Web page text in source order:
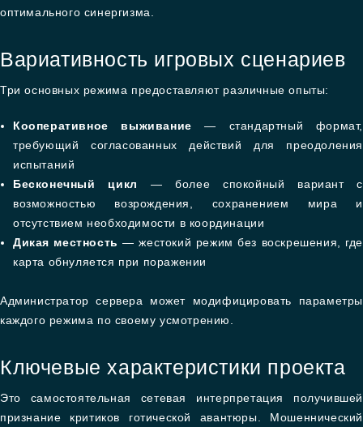
оптимального синергизма.
Вариативность игровых сценариев
Три основных режима предоставляют различные опыты:
Кооперативное выживание — стандартный формат,
требующий согласованных действий для преодоления
испытаний
Бесконечный цикл
— более спокойный вариант с
возможностью возрождения, сохранением мира и
отсутствием необходимости в координации
Дикая местность — жестокий режим без воскрешения, где
карта обнуляется при поражении
Администратор сервера может модифицировать параметры
каждого режима по своему усмотрению.
Ключевые характеристики проекта
Это самостоятельная сетевая интерпретация получившей
признание критиков готической авантюры. Мошеннический